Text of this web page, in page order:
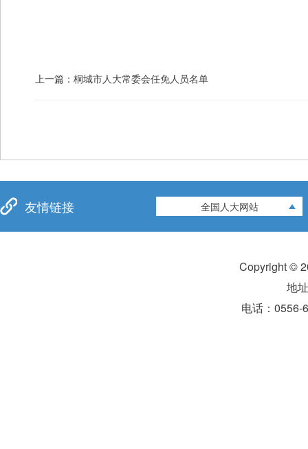
上一篇： 桐城市人大常委会任免人员名单
友情链接 全国人大网站
Copyright ©
地
电话：